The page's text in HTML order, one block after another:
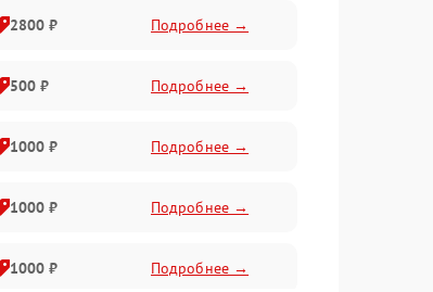
2800 ₽ Подробнее →
500 ₽ Подробнее →
1000 ₽ Подробнее →
1000 ₽ Подробнее →
1000 ₽ Подробнее →